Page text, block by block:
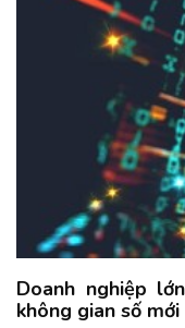
Doanh nghiệp
không gian số